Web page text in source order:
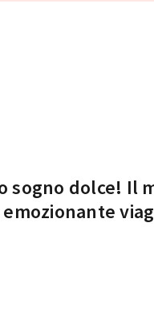
sogno dolce! Il